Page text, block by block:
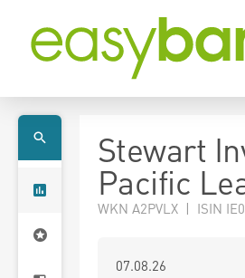
Stewart
Pacific
WKN A2PVLX | ISIN
07.08.26